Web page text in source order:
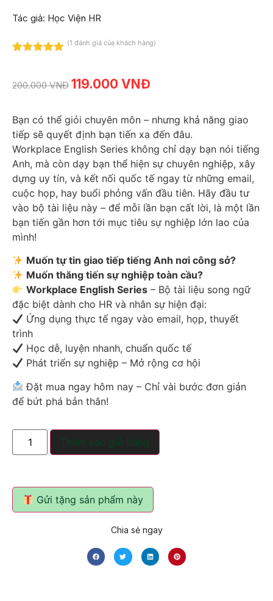
Tác giả: Học Viện HR
đánh giá
(1 đánh giá của khách hàng)
200.000VNĐ 119.000 VNĐ
Bạn có thể giỏi chuyên môn – nhưng khả năng giao
tiếp sẽ quyết định bạn tiến xa đến đâu.
Workplace English Series không chỉ dạy bạn nói tiếng
Anh, mà còn dạy bạn thể hiện sự chuyên nghiệp, xây
dựng uy tín, và kết nối quốc tế ngay từ những email,
cuộc họp, hay buổi phỏng vấn đầu tiên. Hãy đầu tư
vào bộ tài liệu này – để mỗi lần bạn cất lời, là một lần
bạn tiến gần hơn tới mục tiêu sự nghiệp lớn lao của
mình!
Muốn tự tin giao tiếp tiếng Anh nơi công sở?
Muốn thăng tiến sự nghiệp toàn cầu?
Workplace English Series – Bộ tài liệu song ngữ
đặc biệt dành cho HR và nhân sự hiện đại:
Ứng dụng thực tế ngay vào email, họp, thuyết
trình
Học dễ, luyện nhanh, chuẩn quốc tế
Phát triển sự nghiệp – Mở rộng cơ hội
Đặt mua ngay hôm nay – Chỉ vài bước đơn giản
để bứt phá bản thân!
Thêm vào giỏ hàng
Gửi tặng sản phẩm này
Chia sẻ ngay